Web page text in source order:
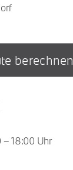
berechnen
– 18:00 Uhr